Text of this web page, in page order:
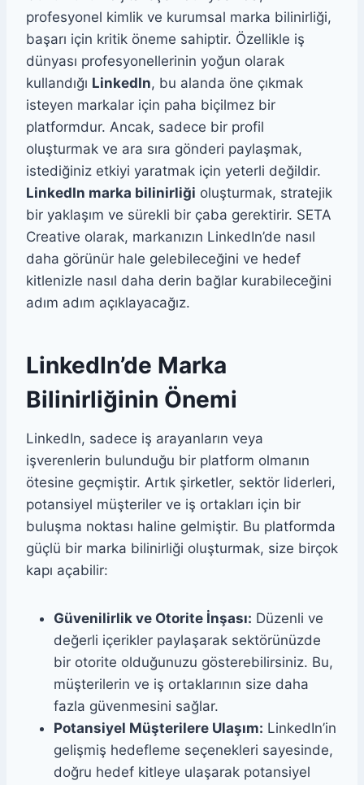
profesyonel kimlik ve kurumsal marka bilinirliği,
başarı için kritik öneme sahiptir. Özellikle iş
dünyası profesyonellerinin yoğun olarak
kullandığı LinkedIn, bu alanda öne çıkmak
isteyen markalar için paha biçilmez bir
platformdur. Ancak, sadece bir profil
oluşturmak ve ara sıra gönderi paylaşmak,
istediğiniz etkiyi yaratmak için yeterli değildir.
LinkedIn marka bilinirliği oluşturmak, stratejik
bir yaklaşım ve sürekli bir çaba gerektirir. SETA
Creative olarak, markanızın LinkedIn’de nasıl
daha görünür hale gelebileceğini ve hedef
kitlenizle nasıl daha derin bağlar kurabileceğini
adım adım açıklayacağız.
LinkedIn’de Marka
Bilinirliğinin Önemi
LinkedIn, sadece iş arayanların veya
işverenlerin bulunduğu bir platform olmanın
ötesine geçmiştir. Artık şirketler, sektör liderleri,
potansiyel müşteriler ve iş ortakları için bir
buluşma noktası haline gelmiştir. Bu platformda
güçlü bir marka bilinirliği oluşturmak, size birçok
kapı açabilir:
Güvenilirlik ve Otorite İnşası: Düzenli ve
değerli içerikler paylaşarak sektörünüzde
bir otorite olduğunuzu gösterebilirsiniz. Bu,
müşterilerin ve iş ortaklarının size daha
fazla güvenmesini sağlar.
Potansiyel Müşterilere Ulaşım: LinkedIn’in
gelişmiş hedefleme seçenekleri sayesinde,
doğru hedef kitleye ulaşarak potansiyel